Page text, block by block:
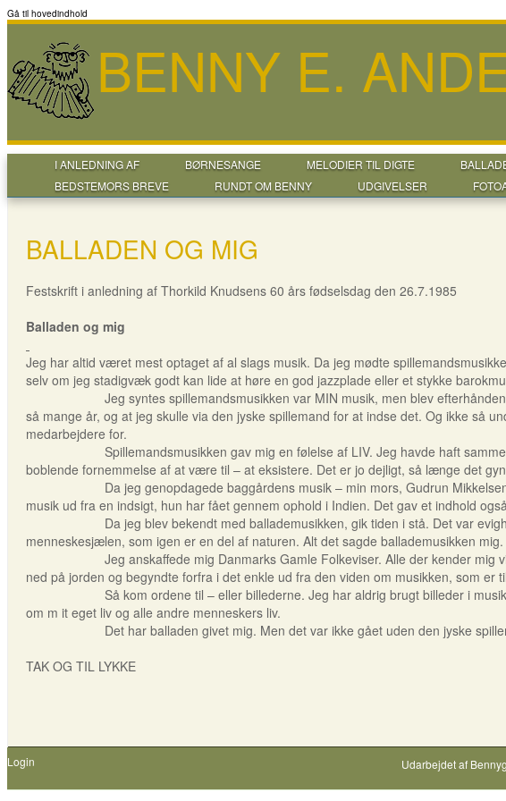
Gå til hovedindhold
BENNY E.
I ANLEDNING AF BØRNESANGE MELODIER TIL DIGTE
BEDSTEMORS BREVE
RUNDT OM BENNY UDGIVELSER
BALLADEN OG MIG
Festskrift i anledning af Thorkild Knudsens 60 års fødselsdag den 26.7.1985
Balladen og mig
Jeg har altid været mest optaget af al slags musik. Da jeg mødte
selv om jeg stadigvæk godt kan lide at høre en god jazzplade eller et stykke
Jeg syntes spillemandsmusikken var MIN musik, men blev efterhånden
så mange år, og at jeg skulle via den jyske spillemand for at indse det. Og ikke så
medarbejdere for.
Spillemandsmusikken gav mig en følelse af LIV. Jeg havde haft samme
boblende fornemmelse af at være til – at eksistere. Det er jo dejligt, så længe det
Da jeg genopdagede baggårdens musik – min mors, Gudrun Mikkelsen,
musik ud fra en indsigt, hun har fået gennem ophold i Indien. Det gav et indhold
Da jeg blev bekendt med ballademusikken, gik tiden i stå. Det var
menneskesjælen, som igen er en del af naturen. Alt det sagde ballademusikken
Jeg anskaffede mig Danmarks Gamle Folkeviser. Alle der kender mig vil
ned på jorden og begyndte forfra i det enkle ud fra den viden om musikken, som er
Så kom ordene til – eller billederne. Jeg har aldrig brugt billeder i musik,
om m it eget liv og alle andre menneskers liv.
Det har balladen givet mig. Men det var ikke gået uden den jyske
TAK OG TIL LYKKE
Benny E.
Login Udarbejdet af